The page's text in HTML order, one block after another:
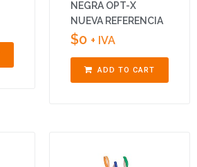
NEGRA OPT-X
NUEVA REFERENCIA
$0 + IVA
ADD TO CART